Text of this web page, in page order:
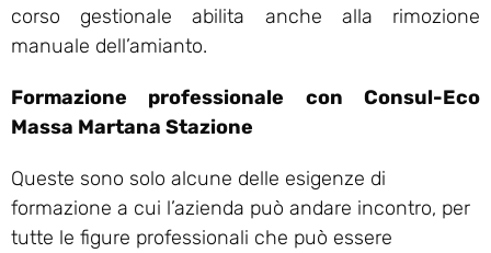
corso gestionale abilita anche alla rimozione
manuale dell’amianto.
Formazione professionale con Consul-Eco
Massa Martana Stazione
Queste sono solo alcune delle esigenze di
formazione a cui l’azienda può andare incontro, per
tutte le figure professionali che può essere